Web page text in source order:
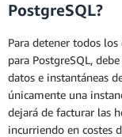
PostgreSQL?
Para detener todos
para PostgreSQL,
datos e instantáneas
únicamente una
dejará de facturar las
incurriendo en costes